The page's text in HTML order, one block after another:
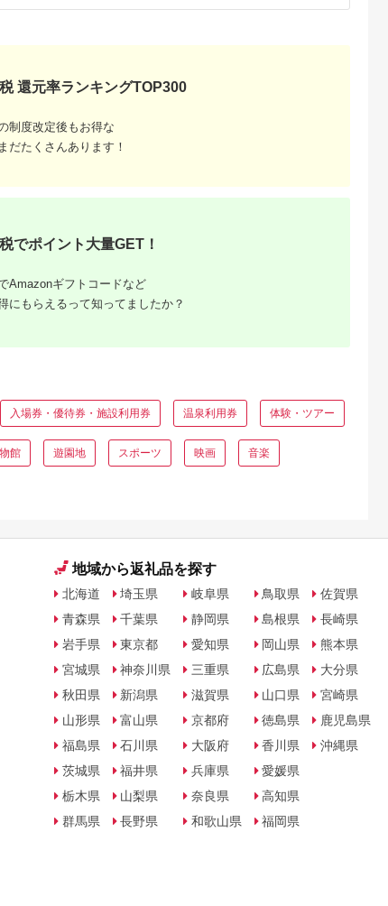
ス
円
アム
Sky Restaurant 634
スカイツリー 入場券
イジーヌ フランス料
理 東京 墨田区
寄付金額: 75,000 円
ス
寄付金額:
税
るお
還元率ランキングTOP300
制度改定後もお得な
だたくさんあります！
でポイント大量GET！
Amazonギフトコードなど
にもらえるって知ってましたか？
入場券・優待券・施設利用券 温泉利用券 体験・ツアー
館 遊園地 スポーツ 映画 音楽
地域から返礼品を探す
北海道
青森県
岩手県
宮城県
秋田県
山形県
福島県
茨城県
栃木県
群馬県
埼玉県
千葉県
東京都
神奈川県
新潟県
富山県
石川県
福井県
山梨県
長野県
岐阜県
静岡県
愛知県
三重県
滋賀県
京都府
大阪府
兵庫県
奈良県
和歌山県
鳥取県
島根県
岡山県
広島県
山口県
徳島県
香川県
愛媛県
高知県
福岡県
佐賀県
長崎県
熊本県
大分県
宮崎県
鹿児島県
沖縄県